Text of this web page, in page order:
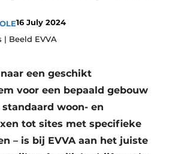
16 July 2024
| Beeld EVVA
een geschikt
voor een bepaald gebouw
woon- en
tot sites met specifieke
– is bij EVVA aan het juiste